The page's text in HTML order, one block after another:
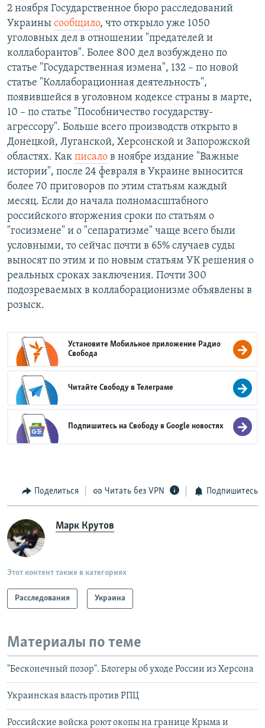
2 ноября Государственное бюро расследований
Украины сообщило, что открыло уже 1050
уголовных дел в отношении "предателей и
коллаборантов". Более 800 дел возбуждено по
статье "Государственная измена", 132 – по новой
статье "Коллаборационная деятельность",
появившейся в уголовном кодексе страны в марте,
10 – по статье "Пособничество государству-
агрессору". Больше всего производств открыто в
Донецкой, Луганской, Херсонской и Запорожской
областях. Как писало в ноябре издание "Важные
истории", после 24 февраля в Украине выносится
более 70 приговоров по этим статьям каждый
месяц. Если до начала полномасштабного
российского вторжения сроки по статьям о
"госизмене" и о "сепаратизме" чаще всего были
условными, то сейчас почти в 65% случаев суды
выносят по этим и по новым статьям УК решения о
реальных сроках заключения. Почти 300
подозреваемых в коллаборационизме объявлены в
розыск.
Установите Мобильное приложение Радио
Свобода
Читайте Свободу вТелеграме
Подпишитесь на Свободу вGoogle новостях
Поделиться Читать без VPN Подпишитесь
Марк Крутов
Этот контент также в категориях
Расследования Украина
Материалы по теме
"Бесконечный позор". Блогеры об уходе России из Херсона
Украинская власть против РПЦ
Российские войска роют окопы на границе Крыма и